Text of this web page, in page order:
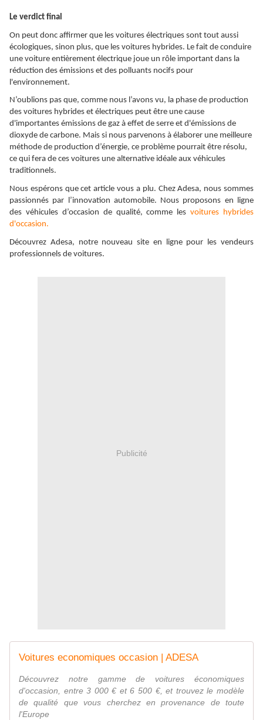
Le verdict final
On peut donc affirmer que les voitures électriques sont tout aussi
écologiques, sinon plus, que les voitures hybrides. Le fait de conduire
une voiture entièrement électrique joue un rôle important dans la
réduction des émissions et des polluants nocifs pour
l'environnement.
N’oublions pas que, comme nous l’avons vu, la phase de production
des voitures hybrides et électriques peut être une cause
d'importantes émissions de gaz à effet de serre et d'émissions de
dioxyde de carbone. Mais si nous parvenons à élaborer une meilleure
méthode de production d’énergie, ce problème pourrait être résolu,
ce qui fera de ces voitures une alternative idéale aux véhicules
traditionnels.
Nous espérons que cet article vous a plu. Chez Adesa, nous sommes
passionnés par l’innovation automobile. Nous proposons en ligne
des véhicules d’occasion de qualité, comme lesvoitures hybrides
d'occasion.
Découvrez Adesa, notre nouveau site en ligne pour les vendeurs
professionnels de voitures.
Publicité
Voitures economiques occasion | ADESA
Découvrez notre gamme de voitures économiques
d'occasion, entre 3 000 € et 6 500 €, et trouvez le modèle
de qualité que vous cherchez en provenance de toute
l'Europe